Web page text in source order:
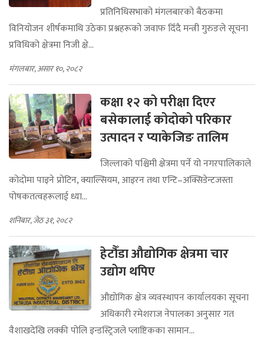
प्रतिनिधिसभाको मंगलबारको बैठकमा
विनियोजन शीर्षकमाथि उठेका प्रश्नहरूको जवाफ दिँदै मन्त्री गुरुङले सूचना
प्रविधिको क्षेत्रमा निजी क्षे...
मंगलबार, असार १०, २०८२
कक्षा १२ को परीक्षा दिएर
बसेकालाई कोदोको परिकार
उत्पादन र प्याकेजिङ तालिम
जिल्लाको पश्चिमी क्षेत्रमा पर्ने यो नगरपालिकाले
कोदोमा पाइने प्रोटिन, क्याल्सियम, आइरन तथा एन्टि–अक्सिडेन्टजस्ता
पोषकतत्वहरूलाई ध्या...
शनिबार, जेठ ३१, २०८२
हेटौँडा औद्योगिक क्षेत्रमा चार
उद्योग थपिए
औद्योगिक क्षेत्र व्यवस्थापन कार्यालयका सूचना
अधिकारी रमेशराज नेपालका अनुसार गत
वैशाखदेखि लक्की पोलि इन्डस्ट्रिजले प्लाष्टिकका सामान...